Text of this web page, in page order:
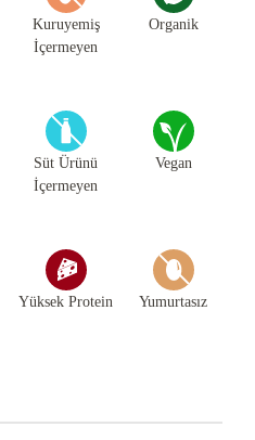
Kuruyemiş
İçermeyen
Organik
Süt Ürünü
İçermeyen
Vegan
Yüksek Protein Yumurtasız